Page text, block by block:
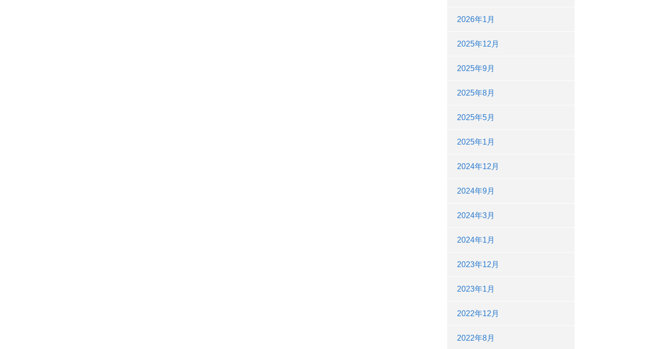
2026年1月
2025年12月
2025年9月
2025年8月
2025年5月
2025年1月
2024年12月
2024年9月
2024年3月
2024年1月
2023年12月
2023年1月
2022年12月
2022年8月